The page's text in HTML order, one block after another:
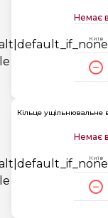
Немає
Київ
Кільце ущільнювальне
Немає
Київ